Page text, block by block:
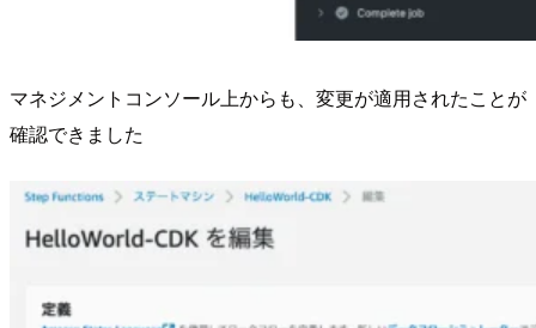
マネジメントコンソール上からも、変更が適用されたことが
確認できました